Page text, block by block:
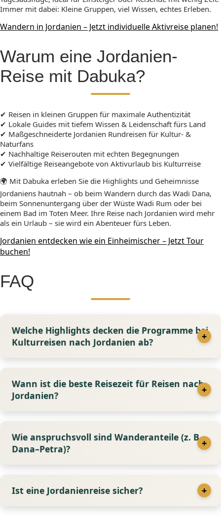
Immer mit dabei: Kleine Gruppen, viel Wissen, echtes Erleben.
Wandern in Jordanien – Jetzt individuelle Aktivreise planen!
Warum eine Jordanien-
Reise mit Dabuka?
✔ Reisen in kleinen Gruppen für maximale Authentizität
✔ Lokale Guides mit tiefem Wissen & Leidenschaft fürs Land
✔ Maßgeschneiderte Jordanien Rundreisen für Kultur- &
Naturfans
✔ Nachhaltige Reiserouten mit echten Begegnungen
✔ Vielfältige Reiseangebote von Aktivurlaub bis Kulturreise
🌍 Mit Dabuka erleben Sie die Highlights und Geheimnisse
Jordaniens hautnah – ob beim Wandern durch das Wadi Dana,
beim Sonnenuntergang über der Wüste Wadi Rum oder bei
einem Bad im Toten Meer. Ihre Reise nach Jordanien wird mehr
als ein Urlaub – sie wird ein Abenteuer fürs Leben.
Jordanien entdecken wie ein Einheimischer – Jetzt Tour
buchen!
FAQ
Welche Highlights decken die Programme bei
Kulturreisen nach Jordanien ab?
Wann ist die beste Reisezeit für Reisen nach
Jordanien?
Wie anspruchsvoll sind Wanderanteile (z. B.
Dana–Petra)?
Ist eine Jordanienreise sicher?